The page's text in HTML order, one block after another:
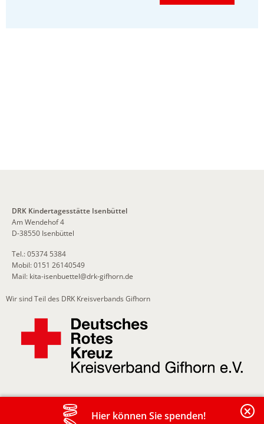
DRK Kindertagesstätte Isenbüttel
Am Wendehof 4
D-38550 Isenbüttel
Tel.: 05374 5384
Mobil: 0151 26140549
Mail: kita-isenbuettel@drk-gifhorn.de
Wir sind Teil des DRK Kreisverbands Gifhorn
Hier können Sie spenden!